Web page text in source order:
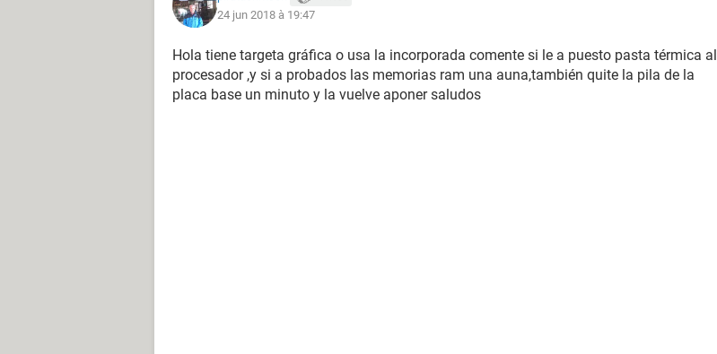
24 jun 2018 à 19:47
Hola tiene targeta gráfica o usa la incorporada comente si le a puesto pasta térmica al
procesador ,y si a probados las memorias ram una auna,también quite la pila de la
placa base un minuto y la vuelve aponer saludos